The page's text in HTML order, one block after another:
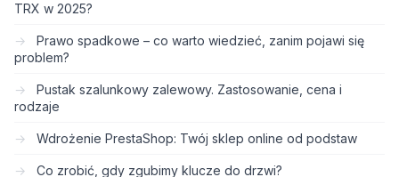
TRX w 2025?
Prawo spadkowe – co warto wiedzieć, zanim pojawi się
problem?
Pustak szalunkowy zalewowy. Zastosowanie, cena i
rodzaje
Wdrożenie PrestaShop: Twój sklep online od podstaw
Co zrobić, gdy zgubimy klucze do drzwi?